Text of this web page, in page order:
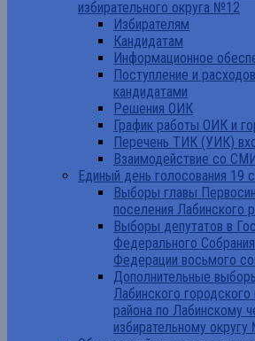
избирательного округа №12
Избирателям
Кандидатам
Информационное
Поступление и
кандидатами
Решения ОИК
График работы ОИК и
Перечень ТИК (УИК)
Взаимодействие со
Единый день голосования 19
Выборы главы
поселения Лабинского
Выборы депутатов в
Федерального
Федерации восьмого
Дополнительные
Лабинского
района по Лабинскому
избирательному